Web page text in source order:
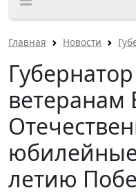
Главная Новости
ветеранам
летию